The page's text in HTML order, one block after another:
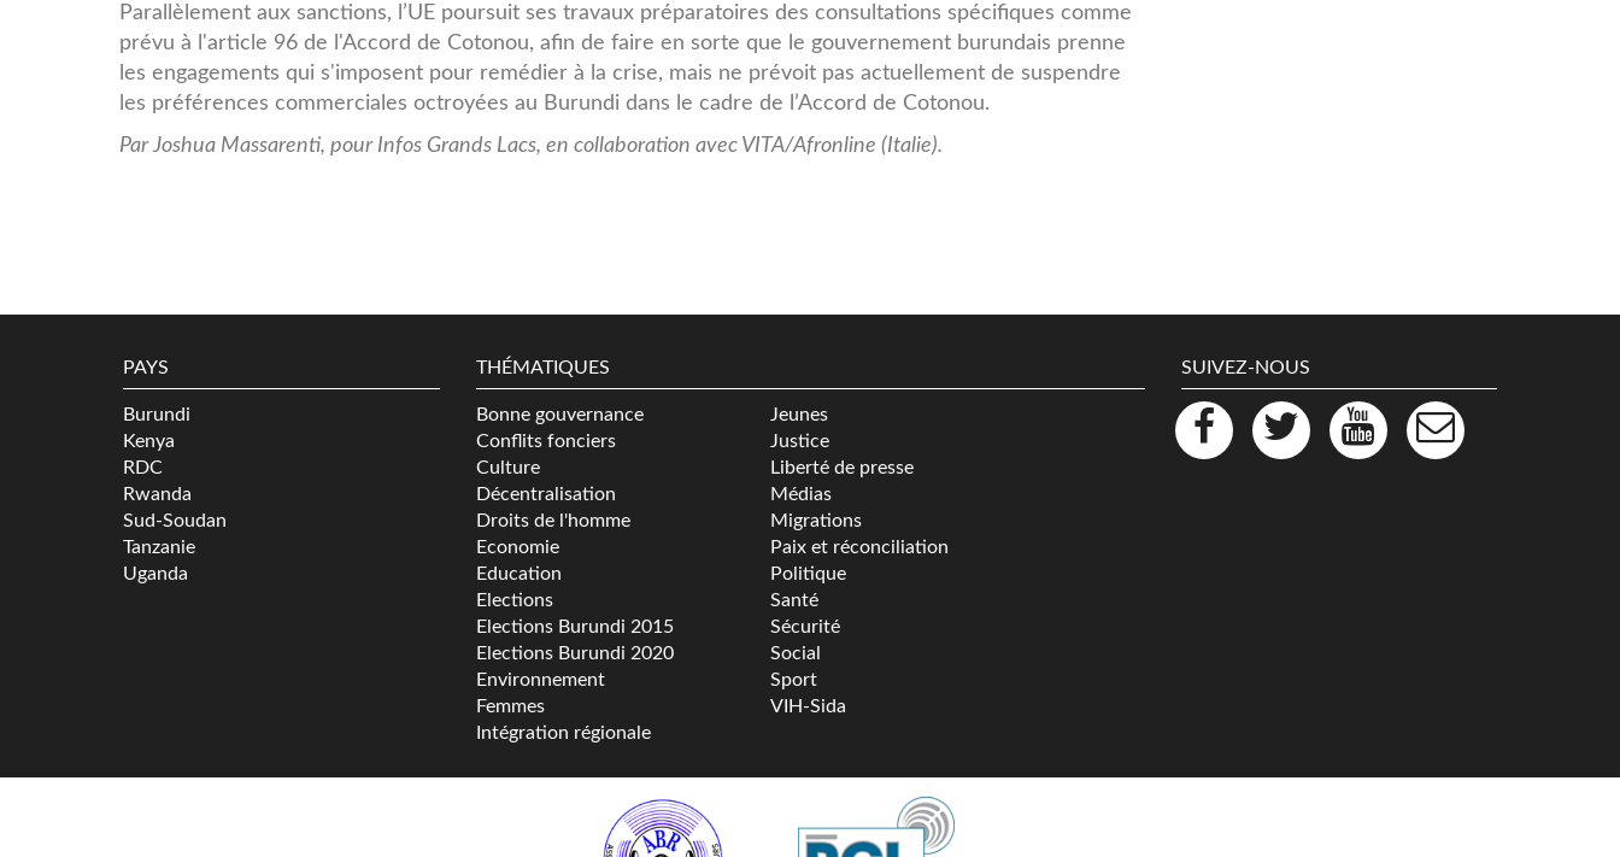
Parallèlement aux sanctions, l’UE poursuit ses travaux préparatoires des consultations spécifiques comme
prévu à l'article 96 de l'Accord de Cotonou, afin de faire en sorte que le gouvernement burundais prenne
les engagements qui s'imposent pour remédier à la crise, mais ne prévoit pas actuellement de suspendre
les préférences commerciales octroyées au Burundi dans le cadre de l’Accord de Cotonou.
Par Joshua Massarenti, pour Infos Grands Lacs, en collaboration avec VITA/Afronline (Italie).
PAYS
Burundi
Kenya
RDC
Rwanda
Sud-Soudan
Tanzanie
Uganda
THÉMATIQUES
Bonne gouvernance
Conflits fonciers
Culture
Décentralisation
Droits de l'homme
Economie
Education
Elections
Elections Burundi 2015
Elections Burundi 2020
Environnement
Femmes
Intégration régionale
Jeunes
Justice
Liberté de presse
Médias
Migrations
Paix et réconciliation
Politique
Santé
Sécurité
Social
Sport
VIH-Sida
SUIVEZ-NOUS